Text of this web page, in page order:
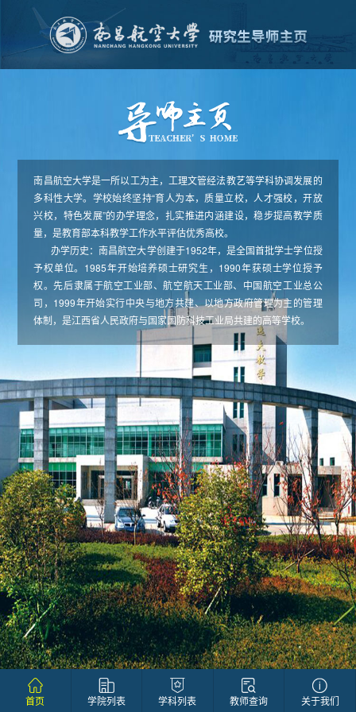
南昌航空大学是一所以工为主，工理文管经法教艺等学科协调发展的
多科性大学。学校始终坚持“育人为本，质量立校，人才强校，开放
兴校，特色发展”的办学理念，扎实推进内涵建设，稳步提高教学质
量，是教育部本科教学工作水平评估优秀高校。
办学历史：南昌航空大学创建于1952年，是全国首批学士学位授
予权单位。1985年开始培养硕士研究生，1990年获硕士学位授予
权。先后隶属于航空工业部、航空航天工业部、中国航空工业总公
司，1999年开始实行中央与地方共建、以地方政府管理为主的管理
体制，是江西省人民政府与国家国防科技工业局共建的高等学校。
首页 学院列表 学科列表 教师查询 关于我们